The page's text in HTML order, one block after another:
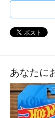
あなたに